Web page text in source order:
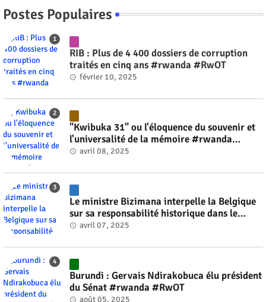
Postes Populaires
RIB : Plus de 4 400 dossiers de corruption
traités en cinq ans #rwanda #RwOT
février 10, 2025
"Kwibuka 31" ou l'éloquence du souvenir et
l'universalité de la mémoire #rwanda
#RwOT
avril 08, 2025
Le ministre Bizimana interpelle la Belgique
sur sa responsabilité historique dans le
génocide #rwanda #RwOT
avril 07, 2025
Burundi : Gervais Ndirakobuca élu président
du Sénat #rwanda #RwOT
août 05, 2025